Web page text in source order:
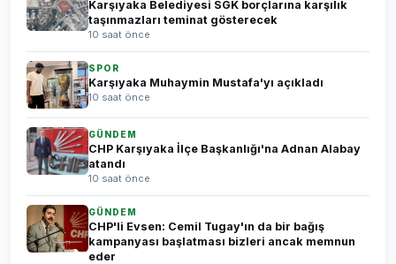
Karşıyaka Belediyesi SGK borçlarına karşılık
taşınmazları teminat gösterecek
10 saat önce
SPOR
Karşıyaka Muhaymin Mustafa'yı açıkladı
10 saat önce
GÜNDEM
CHP Karşıyaka İlçe Başkanlığı'na Adnan Alabay
atandı
10 saat önce
GÜNDEM
CHP'li Evsen: Cemil Tugay'ın da bir bağış
kampanyası başlatması bizleri ancak memnun
eder